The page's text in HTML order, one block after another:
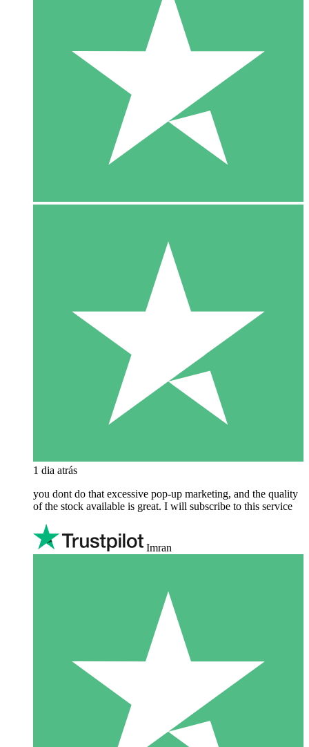
1 dia atrás
you dont do that excessive pop-up marketing, and the quality
of the stock available is great. I will subscribe to this service
Imran